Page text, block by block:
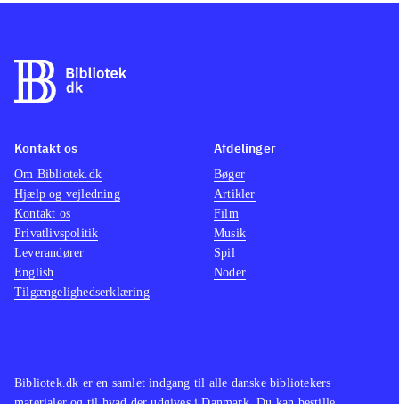
Bibliotek.dk er en samlet indgang til alle danske bibliotekers
Kontakt os
Om Bibliotek.dk
Hjælp og vejledning
Kontakt os
Privatlivspolitik
Leverandører
English
Tilgængelighedserklæring
Afdelinger
Bøger
Artikler
Film
Musik
Spil
Noder